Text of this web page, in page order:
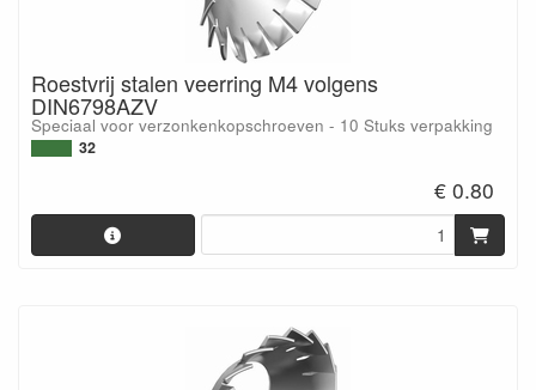
Roestvrij stalen veerring M4 volgens
DIN6798AZV
Speciaal voor verzonkenkopschroeven - 10 Stuks verpakking
32
€ 0.80